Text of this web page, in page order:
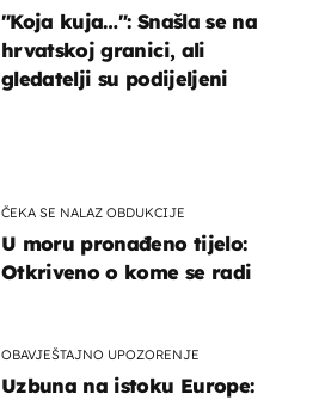
ČEKA SE NALAZ OBDUKCIJE
U moru pronađeno tijelo:
Otkriveno o kome se radi
OBAVJEŠTAJNO UPOZORENJE
Uzbuna na istoku Europe:
"Koja kuja…": Snašla se na
hrvatskoj granici, ali
gledatelji su podijeljeni